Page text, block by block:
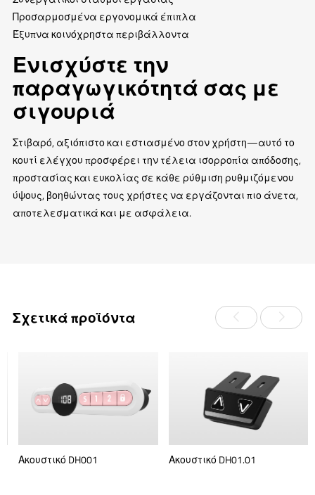
Προσαρμοσμένα εργονομικά έπιπλα
Έξυπνα κοινόχρηστα περιβάλλοντα
Ενισχύστε την
παραγωγικότητά σας με
σιγουριά
Στιβαρό, αξιόπιστο και εστιασμένο στον χρήστη—αυτό το
κουτί ελέγχου προσφέρει την τέλεια ισορροπία απόδοσης,
προστασίας και ευκολίας σε κάθε ρύθμιση ρυθμιζόμενου
ύψους, βοηθώντας τους χρήστες να εργάζονται πιο άνετα,
αποτελεσματικά και με ασφάλεια.
Σχετικά προϊόντα
Ακουστικό DH001 Ακουστικό DH01.01